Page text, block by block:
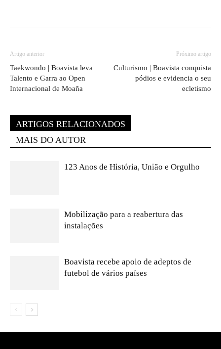
Artigo anterior
Taekwondo | Boavista leva
Talento e Garra ao Open
Internacional de Moaña
Próximo artigo
Culturismo | Boavista conquista
pódios e evidencia o seu
ecletismo
ARTIGOS RELACIONADOS
MAIS DO AUTOR
123 Anos de História, União e Orgulho
Mobilização para a reabertura das
instalações
Boavista recebe apoio de adeptos de
futebol de vários países